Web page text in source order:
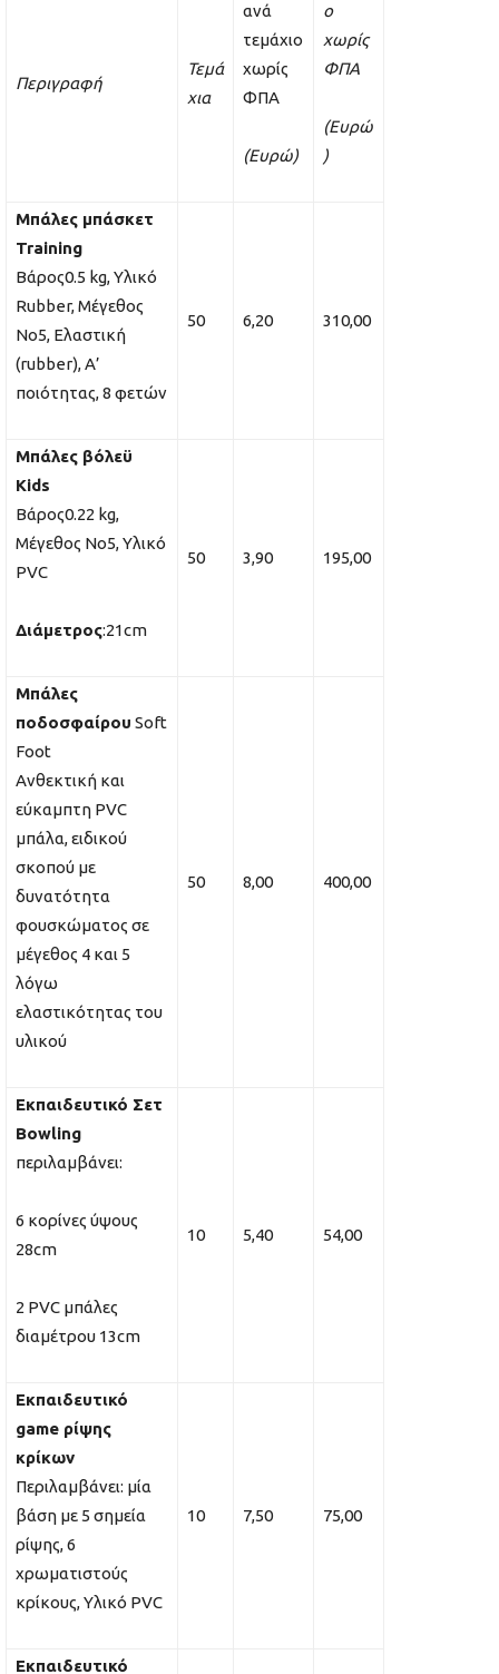
Περιγραφή
Τεμά
χια
ανά
τεμάχιο
χωρίς
ΦΠΑ
(Ευρώ)
ο
χωρίς
ΦΠΑ
(Ευρώ
)
Μπάλες μπάσκετ
Training
Βάρος0.5 kg, Υλικό
Rubber, Μέγεθος
No5, Ελαστική
(rubber), Α’
ποιότητας, 8 φετών
50 6,20 310,00
Μπάλες βόλεϋ
Kids
Βάρος0.22 kg,
Μέγεθος No5, Υλικό
PVC
Διάμετρος:21cm
50 3,90 195,00
Μπάλες
ποδοσφαίρου Soft
Foot
Ανθεκτική και
εύκαμπτη PVC
μπάλα, ειδικού
σκοπού με
δυνατότητα
φουσκώματος σε
μέγεθος 4 και 5
λόγω
ελαστικότητας του
υλικού
50 8,00 400,00
Εκπαιδευτικό Σετ
Bowling
περιλαμβάνει:
6 κορίνες ύψους
28cm
2 PVC μπάλες
διαμέτρου 13cm
10 5,40 54,00
Εκπαιδευτικό
game ρίψης
κρίκων
Περιλαμβάνει: μία
βάση με 5 σημεία
ρίψης, 6
χρωματιστούς
κρίκους, Υλικό PVC
10 7,50 75,00
Εκπαιδευτικό